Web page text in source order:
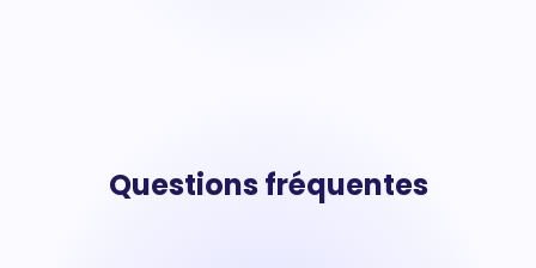
Questions fréquentes